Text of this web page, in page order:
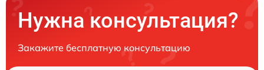
Нужна консультация?
Закажите бесплатную консультацию